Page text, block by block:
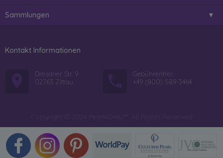
Sammlungen
Kontakt Informationen
Dresdner Str. 9
02763 Zittau
Gebührenfrei:
+49 (800) 589-3464